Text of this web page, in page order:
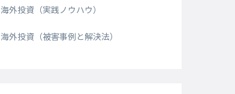
海外投資（実践ノウハウ）
海外投資（被害事例と解決法）